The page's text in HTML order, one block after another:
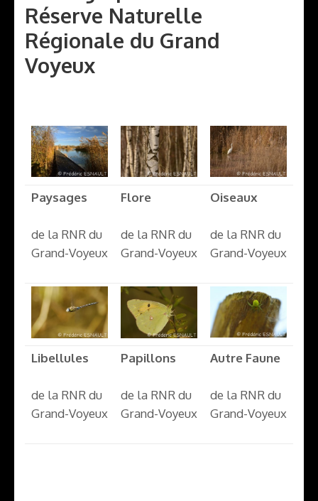
Réserve Naturelle
Régionale du Grand
Voyeux
Paysages
de la RNR du
Grand-Voyeux
Flore
de la RNR du
Grand-Voyeux
Oiseaux
de la RNR du
Grand-Voyeux
Libellules
de la RNR du
Grand-Voyeux
Papillons
de la RNR du
Grand-Voyeux
Autre Faune
de la RNR du
Grand-Voyeux